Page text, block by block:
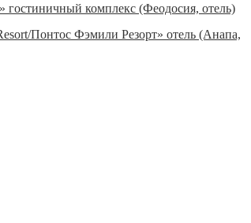
гостиничный комплекс (Феодосия, отель)
Понтос Фэмили Резорт» отель (Анапа,